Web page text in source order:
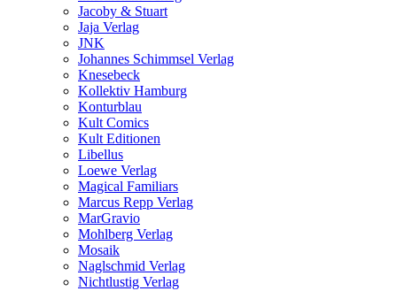
Jacoby & Stuart
Jaja Verlag
JNK
Johannes Schimmsel Verlag
Knesebeck
Kollektiv Hamburg
Konturblau
Kult Comics
Kult Editionen
Libellus
Loewe Verlag
Magical Familiars
Marcus Repp Verlag
MarGravio
Mohlberg Verlag
Mosaik
Naglschmid Verlag
Nichtlustig Verlag